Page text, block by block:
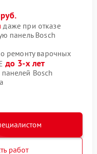
даже при отказе
панель Bosch
ремонту варочных
до 3-х лет
Bosch
работ